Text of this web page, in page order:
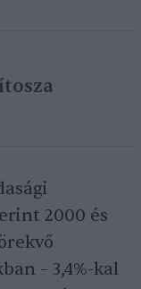
2000 és
– 3,4%-kal